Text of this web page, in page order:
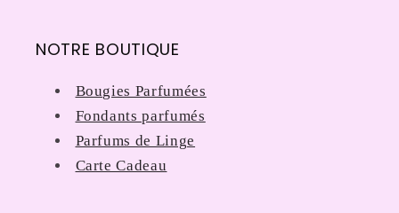
NOTRE BOUTIQUE
Bougies Parfumées
Fondants parfumés
Parfums de Linge
Carte Cadeau